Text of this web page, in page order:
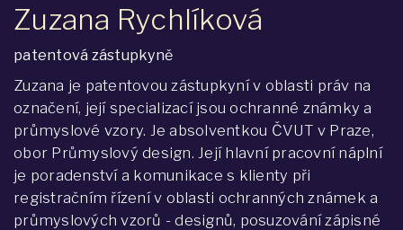
Zuzana Rychlíková
patentová zástupkyně
Zuzana je patentovou zástupkyní v oblasti práv na
označení, její specializací jsou ochranné známky a
průmyslové vzory. Je absolventkou ČVUT v Praze,
obor Průmyslový design. Její hlavní pracovní náplní
je poradenství a komunikace s klienty při
registračním řízení v oblasti ochranných známek a
průmyslových vzorů - designů, posuzování zápisné